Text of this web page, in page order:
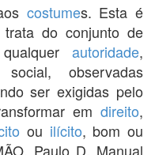
costumes. Esta é
trata do conjunto de
autoridade,
observadas
ser exigidas pelo
em direito,
ou ilícito, bom ou
Paulo D. Manual